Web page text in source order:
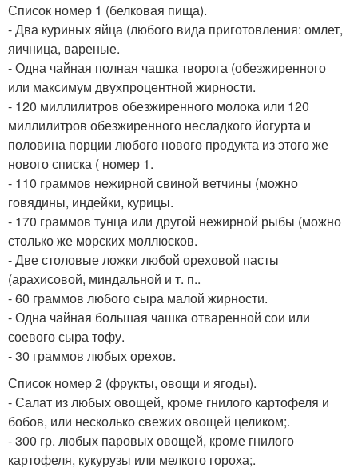
Список номер 1 (белковая пища).
- Два куриных яйца (любого вида приготовления: омлет,
яичница, вареные.
- Одна чайная полная чашка творога (обезжиренного
или максимум двухпроцентной жирности.
- 120 миллилитров обезжиренного молока или 120
миллилитров обезжиренного несладкого йогурта и
половина порции любого нового продукта из этого же
нового списка ( номер 1.
- 110 граммов нежирной свиной ветчины (можно
говядины, индейки, курицы.
- 170 граммов тунца или другой нежирной рыбы (можно
столько же морских моллюсков.
- Две столовые ложки любой ореховой пасты
(арахисовой, миндальной и т. п..
- 60 граммов любого сыра малой жирности.
- Одна чайная большая чашка отваренной сои или
соевого сыра тофу.
- 30 граммов любых орехов.
Список номер 2 (фрукты, овощи и ягоды).
- Салат из любых овощей, кроме гнилого картофеля и
бобов, или несколько свежих овощей целиком;.
- 300 гр. любых паровых овощей, кроме гнилого
картофеля, кукурузы или мелкого гороха;.